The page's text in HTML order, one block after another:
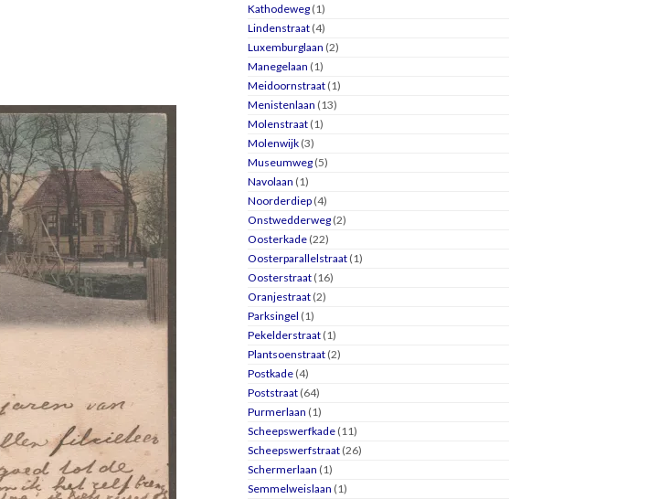
Kathodeweg (1)
Lindenstraat (4)
Luxemburglaan (2)
Manegelaan (1)
Meidoornstraat (1)
Menistenlaan (13)
Molenstraat (1)
Molenwijk (3)
Museumweg (5)
Navolaan (1)
Noorderdiep (4)
Onstwedderweg (2)
Oosterkade (22)
Oosterparallelstraat (1)
Oosterstraat (16)
Oranjestraat (2)
Parksingel (1)
Pekelderstraat (1)
Plantsoenstraat (2)
Postkade (4)
Poststraat (64)
Purmerlaan (1)
Scheepswerfkade (11)
Scheepswerfstraat (26)
Schermerlaan (1)
Semmelweislaan (1)